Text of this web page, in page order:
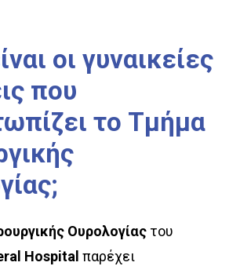
οι γυναικείες
που
το Τμήμα
Ουρολογίαςτου
Hospital παρέχει